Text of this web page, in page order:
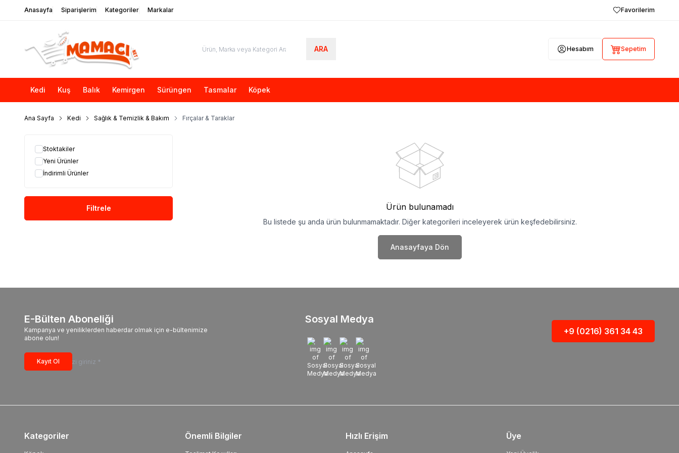
Anasayfa Siparişlerim Kategoriler Markalar Favorilerim
ARA Hesabım Sepetim
Kedi Kuş Balık Kemirgen Sürüngen Tasmalar Köpek
Ana Sayfa Kedi Sağlık & Temizlik & Bakım Fırçalar & Taraklar
Stoktakiler
Yeni Ürünler
İndirimli Ürünler
Filtrele Ürün bulunamadı
Bu listede şu anda ürün bulunmamaktadır. Diğer kategorileri inceleyerek ürün keşfedebilirsiniz.
Anasayfaya Dön
E-Bülten Aboneliği
Kampanya ve yeniliklerden haberdar olmak için e-bültenimize
abone olun!
Kayıt Ol
Sosyal Medya
+9 (0216) 361 34 43
Kategoriler Önemli Bilgiler Hızlı Erişim Üye